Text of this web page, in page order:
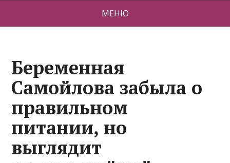
МЕНЮ
Беременная
Самойлова забыла о
правильном
питании, но
выглядит